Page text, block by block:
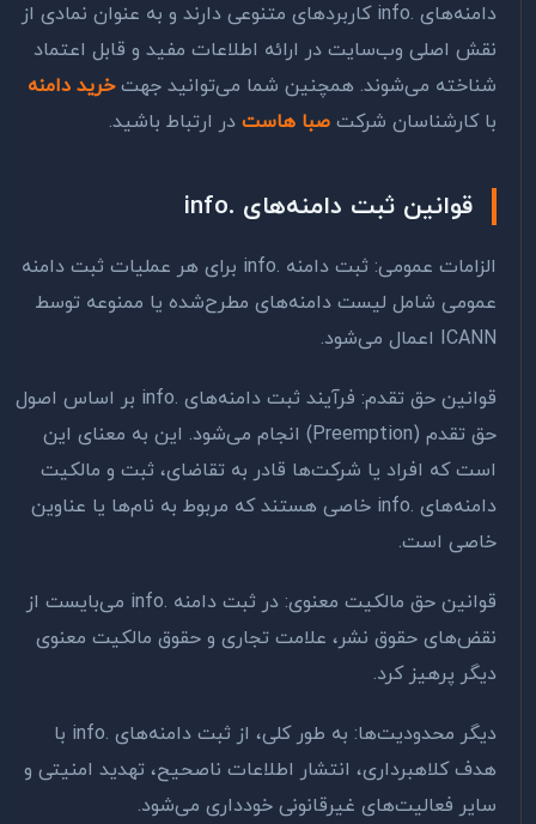
دامنه‌های .info کاربردهای متنوعی دارند و به عنوان نمادی از
نقش اصلی وب‌سایت در ارائه اطلاعات مفید و قابل اعتماد
شناخته می‌شوند. همچنین شما می‌توانید جهتخرید دامنه
با کارشناسان شرکتصبا هاستدر ارتباط باشید.
قوانین ثبت دامنه‌های .info
الزامات عمومی: ثبت دامنه .info برای هر عملیات ثبت دامنه
عمومی شامل لیست دامنه‌های مطرح‌شده یا ممنوعه توسط
ICANN اعمال می‌شود.
قوانین حق تقدم: فرآیند ثبت دامنه‌های .info بر اساس اصول
حق تقدم (Preemption) انجام می‌شود. این به معنای این
است که افراد یا شرکت‌ها قادر به تقاضای، ثبت و مالکیت
دامنه‌های .info خاصی هستند که مربوط به نام‌ها یا عناوین
خاصی است.
قوانین حق مالکیت معنوی: در ثبت دامنه .info می‌بایست از
نقض‌های حقوق نشر، علامت تجاری و حقوق مالکیت معنوی
دیگر پرهیز کرد.
دیگر محدودیت‌ها: به طور کلی، از ثبت دامنه‌های .info با
هدف کلاهبرداری، انتشار اطلاعات ناصحیح، تهدید امنیتی و
سایر فعالیت‌های غیرقانونی خودداری می‌شود.